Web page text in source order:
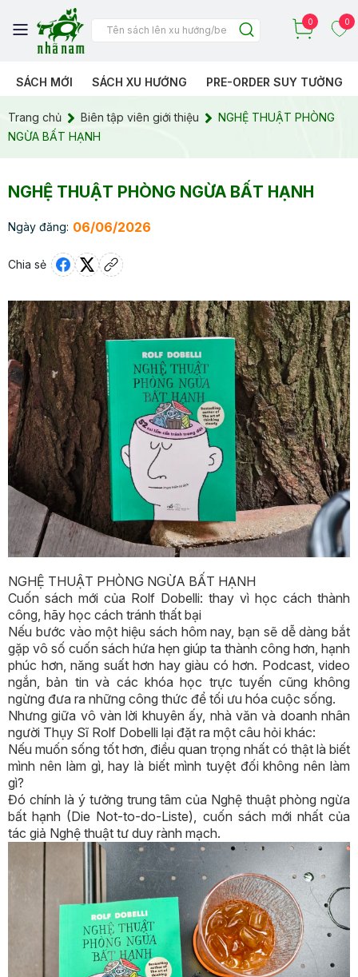
0 0
SÁCH MỚI SÁCH XU HƯỚNG PRE-ORDER SUY TƯỞNG
Trang chủ Biên tập viên giới thiệu
NGHỆ THUẬT PHÒNG
NGỪA BẤT HẠNH
NGHỆ THUẬT PHÒNG NGỪA BẤT HẠNH
Ngày đăng: 06/06/2026
Chia sẻ
NGHỆ THUẬT PHÒNG NGỪA BẤT HẠNH
Cuốn sách mới của Rolf Dobelli: thay vì học cách thành
công, hãy học cách tránh thất bại
Nếu bước vào một hiệu sách hôm nay, bạn sẽ dễ dàng bắt
gặp vô số cuốn sách hứa hẹn giúp ta thành công hơn, hạnh
phúc hơn, năng suất hơn hay giàu có hơn. Podcast, video
ngắn, bản tin và các khóa học trực tuyến cũng không
ngừng đưa ra những công thức để tối ưu hóa cuộc sống.
Nhưng giữa vô vàn lời khuyên ấy, nhà văn và doanh nhân
người Thụy Sĩ Rolf Dobelli lại đặt ra một câu hỏi khác:
Nếu muốn sống tốt hơn, điều quan trọng nhất có thật là biết
mình nên làm gì, hay là biết mình tuyệt đối không nên làm
gì?
Đó chính là ý tưởng trung tâm của Nghệ thuật phòng ngừa
bất hạnh (Die Not-to-do-Liste), cuốn sách mới nhất của
tác giả Nghệ thuật tư duy rành mạch.